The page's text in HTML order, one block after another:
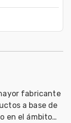
fabricante
a base de
en el ámbito